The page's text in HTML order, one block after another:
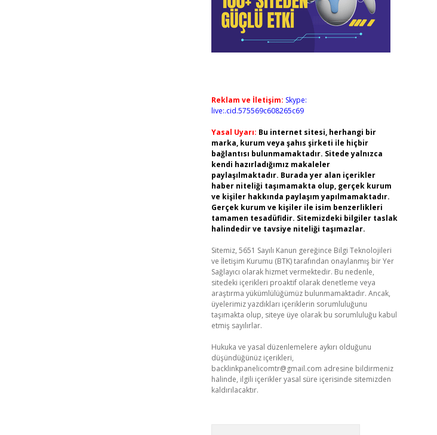
Reklam ve İletişim: Skype:
live:.cid.575569c608265c69
Yasal Uyarı: Bu internet sitesi, herhangi bir
marka, kurum veya şahıs şirketi ile hiçbir
bağlantısı bulunmamaktadır. Sitede yalnızca
kendi hazırladığımız makaleler
paylaşılmaktadır. Burada yer alan içerikler
haber niteliği taşımamakta olup, gerçek kurum
ve kişiler hakkında paylaşım yapılmamaktadır.
Gerçek kurum ve kişiler ile isim benzerlikleri
tamamen tesadüfidir. Sitemizdeki bilgiler taslak
halindedir ve tavsiye niteliği taşımazlar.
Sitemiz, 5651 Sayılı Kanun gereğince Bilgi Teknolojileri
ve İletişim Kurumu (BTK) tarafından onaylanmış bir Yer
Sağlayıcı olarak hizmet vermektedir. Bu nedenle,
sitedeki içerikleri proaktif olarak denetleme veya
araştırma yükümlülüğümüz bulunmamaktadır. Ancak,
üyelerimiz yazdıkları içeriklerin sorumluluğunu
taşımakta olup, siteye üye olarak bu sorumluluğu kabul
etmiş sayılırlar.
Hukuka ve yasal düzenlemelere aykırı olduğunu
düşündüğünüz içerikleri,
backlinkpanelicomtr@gmail.com adresine bildirmeniz
halinde, ilgili içerikler yasal süre içerisinde sitemizden
kaldırılacaktır.